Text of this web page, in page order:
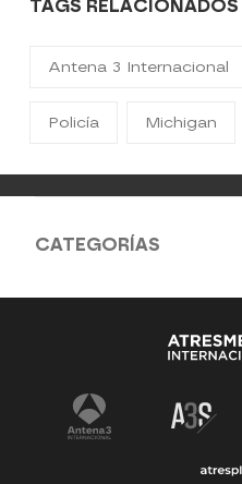
TAGS RELACIONADOS
Antena 3 Internacional
Policía Michigan
CATEGORÍAS
Antena 3 Noticias
Tu cara me suena